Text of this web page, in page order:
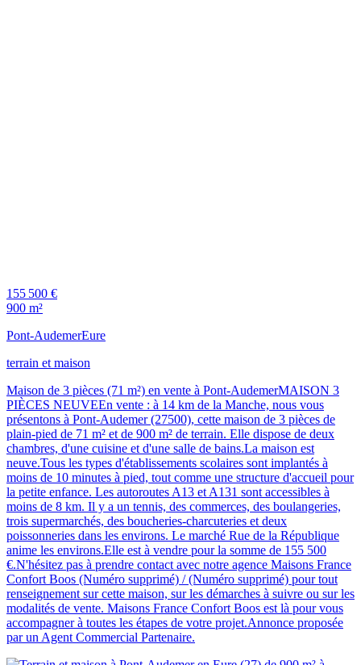
155 500 €
900 m²
Pont-AudemerEure
terrain et maison
Maison de 3 pièces (71 m²) en vente à Pont-AudemerMAISON 3
PIÈCES NEUVEEn vente : à 14 km de la Manche, nous vous
présentons à Pont-Audemer (27500), cette maison de 3 pièces de
plain-pied de 71 m² et de 900 m² de terrain. Elle dispose de deux
chambres, d'une cuisine et d'une salle de bains.La maison est
neuve.Tous les types d'établissements scolaires sont implantés à
moins de 10 minutes à pied, tout comme une structure d'accueil pour
la petite enfance. Les autoroutes A13 et A131 sont accessibles à
moins de 8 km. Il y a un tennis, des commerces, des boulangeries,
trois supermarchés, des boucheries-charcuteries et deux
poissonneries dans les environs. Le marché Rue de la République
anime les environs.Elle est à vendre pour la somme de 155 500
€.N'hésitez pas à prendre contact avec notre agence Maisons France
Confort Boos (Numéro supprimé) / (Numéro supprimé) pour tout
renseignement sur cette maison, sur les démarches à suivre ou sur les
modalités de vente. Maisons France Confort Boos est là pour vous
accompagner à toutes les étapes de votre projet.Annonce proposée
par un Agent Commercial Partenaire.